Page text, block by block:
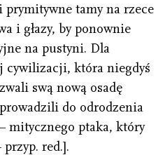
prymitywne tamy na rzece
i głazy, by ponownie
na pustyni. Dla
która niegdyś
swą nową osadę
do odrodzenia
mitycznego ptaka, który
przyp. red.].